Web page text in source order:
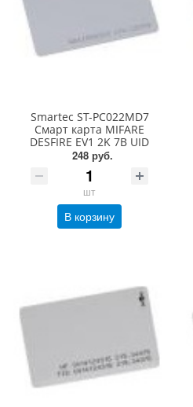
Smartec ST-PC022MD7
Cмарт карта MIFARE
DESFIRE EV1 2K 7B UID
248 руб.
шт
В корзину